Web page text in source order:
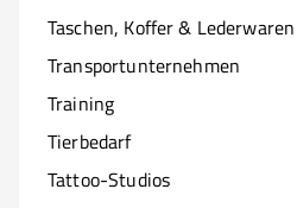
Taschen, Koffer & Lederwaren
Transportunternehmen
Training
Tierbedarf
Tattoo-Studios